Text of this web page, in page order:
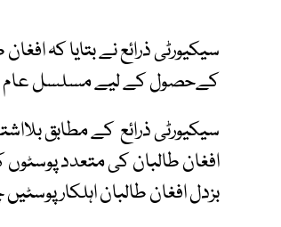
سیکیورٹی ذرائع نے بتایا کہ
کےحصول کے لیے مسلسل عام
سیکیورٹی ذرائع کے مطابق
افغان طالبان کی متعدد پوسٹوں
بزدل افغان طالبان اہلکار